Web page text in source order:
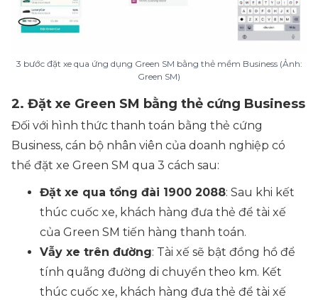
3 bước đặt xe qua ứng dụng Green SM bằng thẻ mềm Business (Ảnh:
Green SM)
2. Đặt xe Green SM bằng thẻ cứng Business
Đối với hình thức thanh toán bằng thẻ cứng
Business, cán bộ nhân viên của doanh nghiệp có
thể đặt xe Green SM qua 3 cách sau:
Đặt xe qua tổng đài 1900 2088: Sau khi kết
thúc cuốc xe, khách hàng đưa thẻ để tài xế
của Green SM tiến hàng thanh toán.
Vẫy xe trên đường: Tài xế sẽ bật đồng hồ để
tính quãng đường di chuyển theo km. Kết
thúc cuốc xe, khách hàng đưa thẻ để tài xế